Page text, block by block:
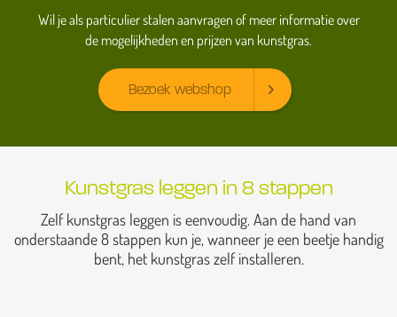
Wil je als particulier stalen aanvragen of meer informatie over
de mogelijkheden en prijzen van kunstgras.
Bezoek webshop
Kunstgras leggen in 8 stappen
Zelf kunstgras leggen is eenvoudig. Aan de hand van
onderstaande 8 stappen kun je, wanneer je een beetje handig
bent, het kunstgras zelf installeren.